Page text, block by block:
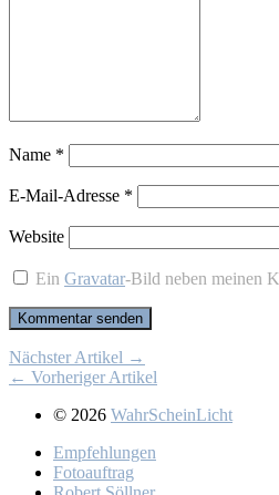
Name *
E-Mail-Adresse *
Website
EinGravatar-Bild neben meinen
Nächster Artikel →
← Vorheriger Artikel
© 2026 WahrScheinLicht
Emp­feh­lun­gen
Fo­to­auf­trag